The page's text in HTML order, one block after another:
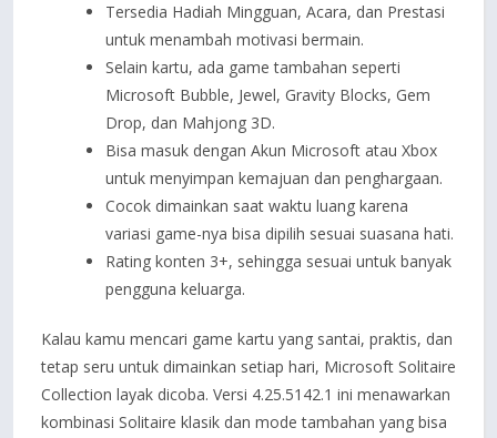
Tersedia Hadiah Mingguan, Acara, dan Prestasi
untuk menambah motivasi bermain.
Selain kartu, ada game tambahan seperti
Microsoft Bubble, Jewel, Gravity Blocks, Gem
Drop, dan Mahjong 3D.
Bisa masuk dengan Akun Microsoft atau Xbox
untuk menyimpan kemajuan dan penghargaan.
Cocok dimainkan saat waktu luang karena
variasi game-nya bisa dipilih sesuai suasana hati.
Rating konten 3+, sehingga sesuai untuk banyak
pengguna keluarga.
Kalau kamu mencari game kartu yang santai, praktis, dan
tetap seru untuk dimainkan setiap hari, Microsoft Solitaire
Collection layak dicoba. Versi 4.25.5142.1 ini menawarkan
kombinasi Solitaire klasik dan mode tambahan yang bisa